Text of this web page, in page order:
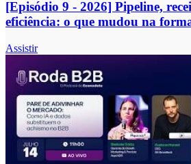
[Episódio 9 - 2026] Pipeline,
eficiência: o que mudou na
Assistir